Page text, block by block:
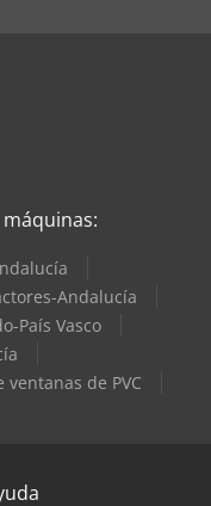
Andalucía
País Vasco
de PVC